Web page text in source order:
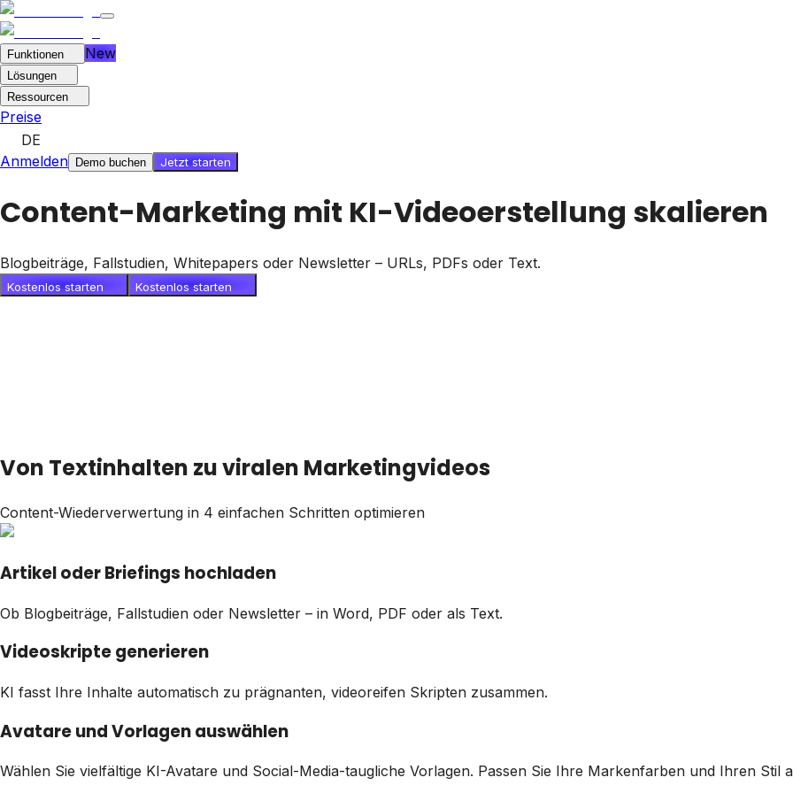
Funktionen New
Lösungen
Ressourcen
Preise
DE
Anmelden
Demo buchen Jetzt starten
Content-Marketing mit KI-Videoerstellung skalieren
Blogbeiträge, Fallstudien, Whitepapers oder Newsletter – URLs, PDFs oder Text.
Kostenlos starten Kostenlos starten
Von Textinhalten zu viralen Marketingvideos
Content-Wiederverwertung in 4 einfachen Schritten optimieren
Artikel oder Briefings hochladen
Ob Blogbeiträge, Fallstudien oder Newsletter – in Word, PDF oder als Text.
Videoskripte generieren
KI fasst Ihre Inhalte automatisch zu prägnanten, videoreifen Skripten zusammen.
Avatare und Vorlagen auswählen
Wählen Sie vielfältige KI-Avatare und Social-Media-taugliche Vorlagen. Passen Sie Ihre Markenfarben und Ihren Stil